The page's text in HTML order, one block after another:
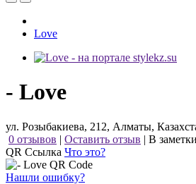
Love
- Love
ул. Розыбакиева, 212, Алматы,
0 отзывов | Оставить отзыв | В заметки
QR Ссылка Что это?
Нашли ошибку?